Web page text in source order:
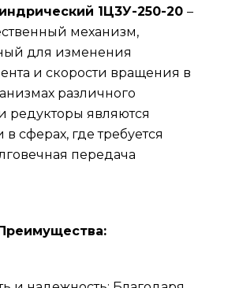
1Ц3У-250-20 –
механизм,
для изменения
и скорости вращения в
различного
редукторы являются
сферах, где требуется
передача